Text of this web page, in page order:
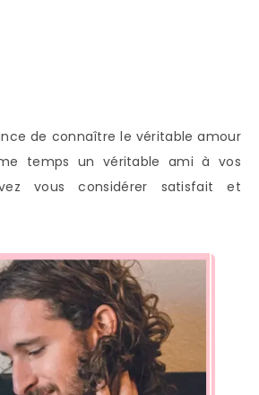
de connaître le véritable amour
temps un véritable ami à vos
vous considérer satisfait et